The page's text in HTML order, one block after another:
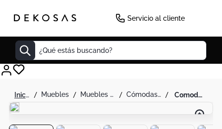
Servicio al cliente
¿Qué estás buscando?
muebles muebles de alcoba cómodas y tocador comoda 4 cajones kaia rta wengue + miel
Decoracion